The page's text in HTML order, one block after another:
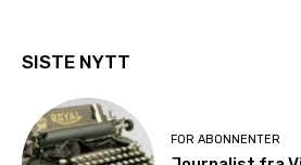
SISTE NYTT
FOR ABONNENTER